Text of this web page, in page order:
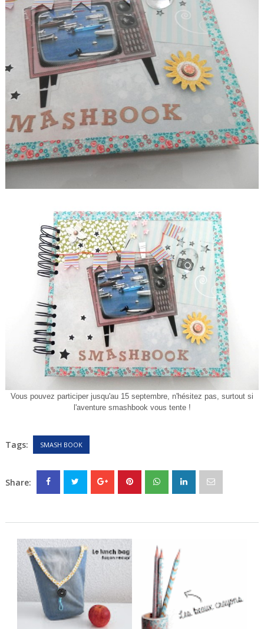
Vous pouvez participer jusqu'au 15 septembre, n'hésitez pas, surtout si
l'aventure smashbook vous tente !
Tags: SMASH BOOK
Share: